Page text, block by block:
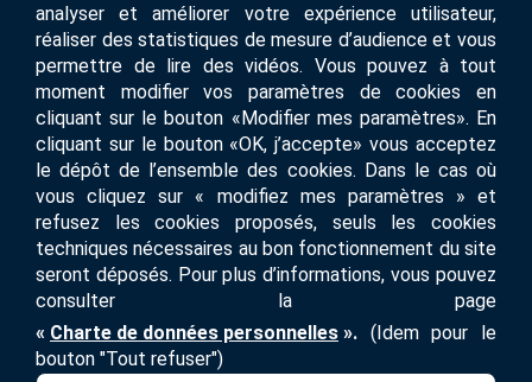
Métiers
Imprimerie
PLAN DU SITE
MENTIONS LÉGALES
CONTACT
analyser et améliorer votre expérience utilisateur,
réaliser des statistiques de mesure d’audience et vous
permettre de lire des vidéos. Vous pouvez à tout
moment modifier vos paramètres de cookies en
cliquant sur le bouton «Modifier mes paramètres». En
cliquant sur le bouton «OK, j’accepte» vous acceptez
le dépôt de l’ensemble des cookies. Dans le cas où
vous cliquez sur « modifiez mes paramètres » et
refusez les cookies proposés, seuls les cookies
techniques nécessaires au bon fonctionnement du site
seront déposés. Pour plus d’informations, vous pouvez
consulter la page
« Charte de données personnelles ». (Idem pour le
bouton "Tout refuser")